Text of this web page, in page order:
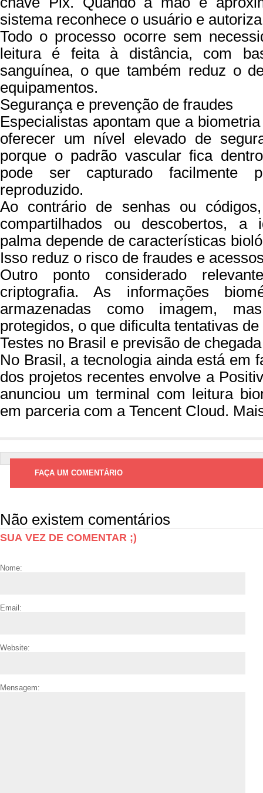
sistema reconhece o usuário e
Todo o processo ocorre sem
leitura é feita à distância, com
sanguínea, o que também reduz o
equipamentos.
Segurança e prevenção de fraudes
Especialistas apontam que a
oferecer um nível elevado de
porque o padrão vascular fica
pode ser capturado facilmente
reproduzido.
Ao contrário de senhas ou
compartilhados ou descobertos, a
palma depende de características
Isso reduz o risco de fraudes e
Outro ponto considerado
criptografia. As informações
armazenadas como imagem,
protegidos, o que dificulta tentativas
Testes no Brasil e previsão de chegada
No Brasil, a tecnologia ainda está em
dos projetos recentes envolve a
anunciou um terminal com leitura
em parceria com a Tencent Cloud.
FAÇA UM COMENTÁRIO
Não existem comentários
SUA VEZ DE COMENTAR ;)
Nome:
Email:
Website:
Mensagem: